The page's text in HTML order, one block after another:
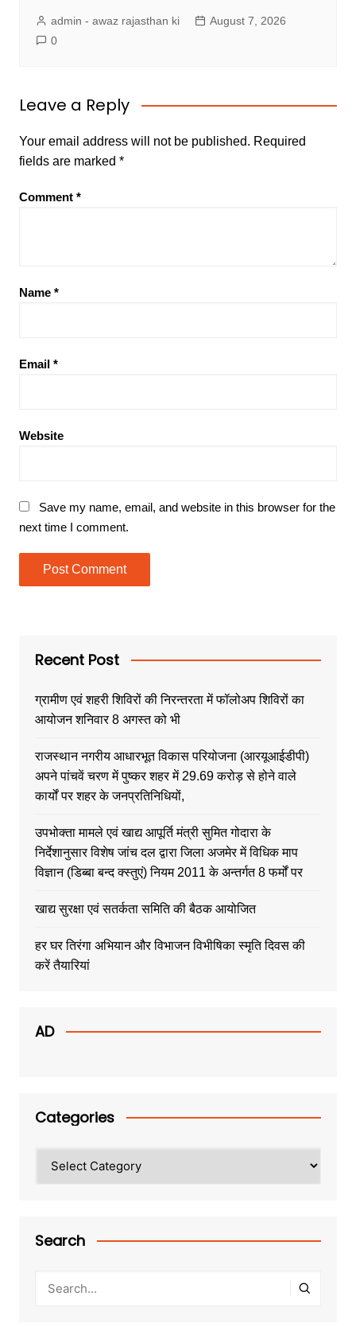
admin - awaz rajasthan ki
August 7, 2026
0
Leave a Reply
Your email address will not be published. Required
fields are marked *
Comment *
Name *
Email *
Website
Save my name, email, and website in this browser for the
next time I comment.
Recent Post
ग्रामीण एवं शहरी शिविरों की निरन्तरता में फॉलोअप शिविरों का
आयोजन शनिवार 8 अगस्त को भी
राजस्थान नगरीय आधारभूत विकास परियोजना (आरयूआईडीपी)
अपने पांचवें चरण में पुष्कर शहर में 29.69 करोड़ से होने वाले
कार्यों पर शहर के जनप्रतिनिधियों,
उपभोक्ता मामले एवं खाद्य आपूर्ति मंत्री सुमित गोदारा के
निर्देशानुसार विशेष जांच दल द्वारा जिला अजमेर में विधिक माप
विज्ञान (डिब्बा बन्द क्स्तुएं) नियम 2011 के अन्तर्गत 8 फर्मों पर
खाद्य सुरक्षा एवं सतर्कता समिति की बैठक आयोजित
हर घर तिरंगा अभियान और विभाजन विभीषिका स्मृति दिवस की
करें तैयारियां
AD
Categories
Search